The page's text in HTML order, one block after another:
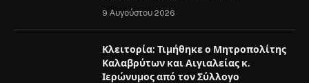
9 Αυγούστου 2026
Κλειτορία: Τιμήθηκε ο Μητροπολίτης
Καλαβρύτων και Αιγιαλείας κ.
Ιερώνυμος από τον Σύλλογο